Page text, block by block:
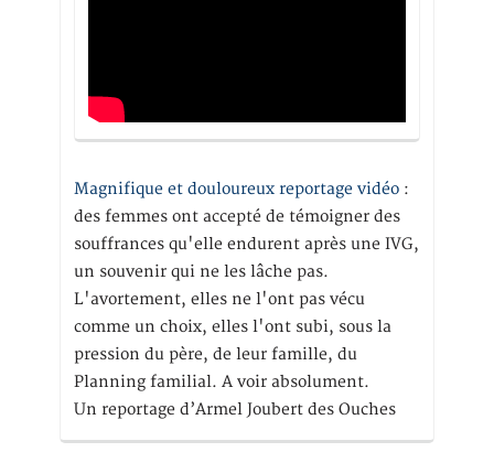
Magnifique et douloureux reportage vidéo :
des femmes ont accepté de témoigner des
souffrances qu'elle endurent après une IVG,
un souvenir qui ne les lâche pas.
L'avortement, elles ne l'ont pas vécu
comme un choix, elles l'ont subi, sous la
pression du père, de leur famille, du
Planning familial. A voir absolument.
Un reportage d’Armel Joubert des Ouches